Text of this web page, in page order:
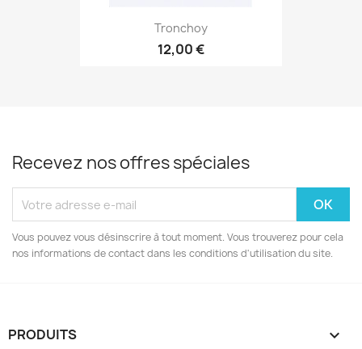
Tronchoy
12,00 €
Recevez nos offres spéciales
Vous pouvez vous désinscrire à tout moment. Vous trouverez pour cela
nos informations de contact dans les conditions d'utilisation du site.
PRODUITS 